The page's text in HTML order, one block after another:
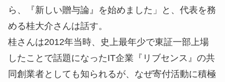
ら、『新しい贈与論』を始めました」と、代表を務
める桂大介さんは話す。
桂さんは2012年当時、史上最年少で東証一部上場
したことで話題になったIT企業『リブセンス』の共
同創業者としても知られるが、なぜ寄付活動に積極